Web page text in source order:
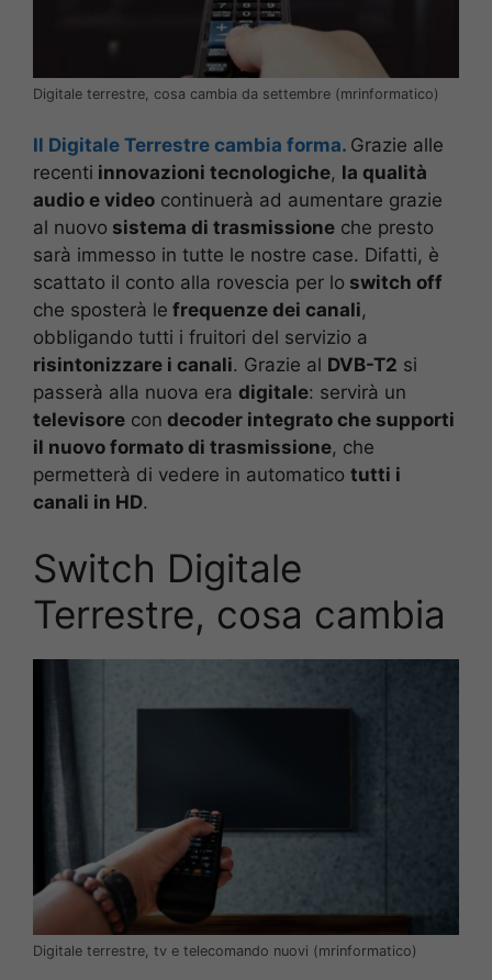
Digitale terrestre, cosa cambia da settembre (mrinformatico)
Il Digitale Terrestre cambia forma. Grazie alle
recenti innovazioni tecnologiche, la qualità
audio e video continuerà ad aumentare grazie
al nuovo sistema di trasmissione che presto
sarà immesso in tutte le nostre case. Difatti, è
scattato il conto alla rovescia per lo switch off
che sposterà le frequenze dei canali,
obbligando tutti i fruitori del servizio a
risintonizzare i canali. Grazie al DVB-T2 si
passerà alla nuova era digitale: servirà un
televisore con decoder integrato che supporti
il nuovo formato di trasmissione, che
permetterà di vedere in automatico tutti i
canali in HD.
Switch Digitale
Terrestre, cosa cambia
Digitale terrestre, tv e telecomando nuovi (mrinformatico)